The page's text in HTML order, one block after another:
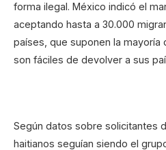
forma ilegal. México indicó el
aceptando hasta a 30.000
países, que suponen la mayoría
son fáciles de devolver a sus
Según datos sobre solicitantes
haitianos seguían siendo el